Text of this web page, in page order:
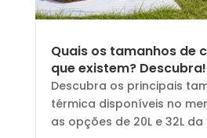
Quais os tamanhos de
que existem? Descubra!
Descubra os principais
térmica disponíveis no
as opções de 20L e 32L da